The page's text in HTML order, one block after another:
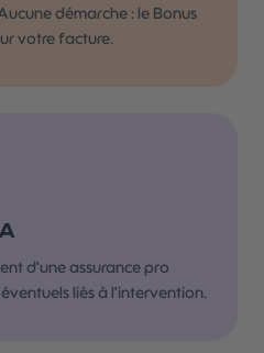
démarche : le Bonus
votre facture.
d'une assurance pro
liés à l'intervention.